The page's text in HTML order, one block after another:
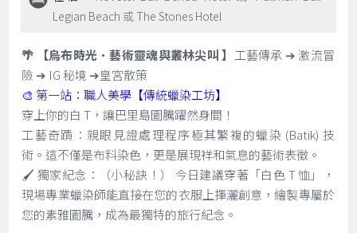
Legian Beach 或 The Stones Hotel
🌴 【烏布時光．藝術靈魂與叢林尖叫 】 工藝傳承 ➔ 激流冒
險 ➔ IG 秘境 ➔皇宮散策
🎨 第一站：職人美學【傳統蠟染工坊】
穿上你的白 T，讓巴里島圖騰躍然身間！
工藝奇蹟：親眼見證處理程序極其繁複的蠟染 (Batik) 技
術。這不僅是布料染色，更是展現祥和氣息的藝術表徵。
🖌️ 獨家紀念：（小秘訣！） 今日建議穿著「白色 T 恤」，
現場專業蠟染師能直接在您的衣服上揮灑創意，繪製專屬於
您的素雅圖騰，成為最獨特的旅行紀念。